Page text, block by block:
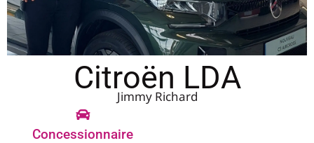
Citroën LDA
Jimmy Richard
Concessionnaire